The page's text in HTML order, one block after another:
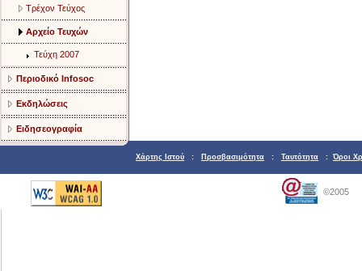
Τρέχον Τεύχος
Αρχείο Τευχών
Τεύχη 2007
Περιοδικό Infosoc
Εκδηλώσεις
Ειδησεογραφία
Χάρτης Ιστού : Προσβασιμότητα : Ταυτότητα : Όροι
©2005